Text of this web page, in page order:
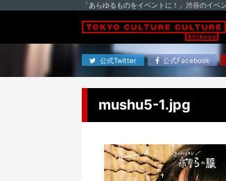
「あらゆるものをイベントに！」渋谷のイベ
公式Twitter 公式Facebook
mushu5-1.jpg